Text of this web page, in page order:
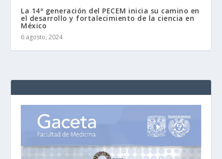
La 14ª generación del PECEM inicia su camino en
el desarrollo y fortalecimiento de la ciencia en
México
6 agosto, 2024